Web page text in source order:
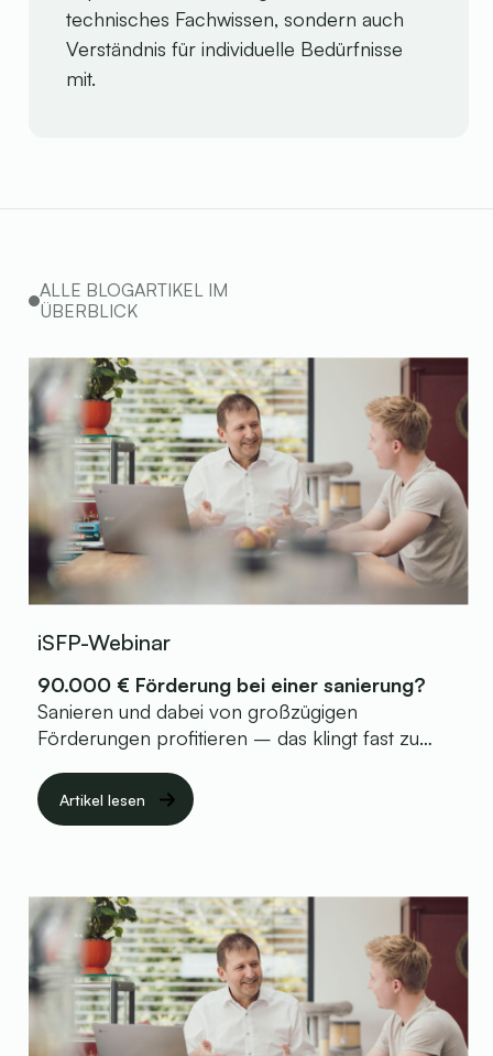
technisches Fachwissen, sondern auch
Verständnis für individuelle Bedürfnisse
mit.
ALLE BLOGARTIKEL IM
ÜBERBLICK
iSFP-Webinar
90.000 € Förderung bei einer sanierung?
Sanieren und dabei von großzügigen
Förderungen profitieren – das klingt fast zu
Rahmen eines aktuellen Kundenprojektes
konnte ich ein Sanierungskonzept entwickeln,
wie auch Sie davon profitieren können, erfahren
Sie in meinem kostenfreien Webinar.
Artikel lesen